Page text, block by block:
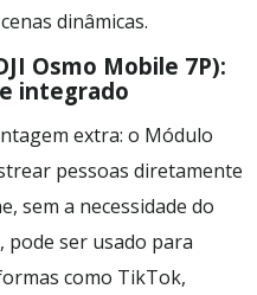
dinâmicas.
Osmo Mobile 7P):
integrado
extra: o Módulo
pessoas diretamente
sem a necessidade do
pode ser usado para
como TikTok,